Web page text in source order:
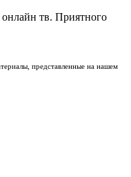
тв. Приятного
представленные на нашем